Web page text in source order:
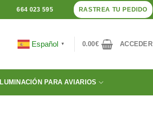
664 023 595 RASTREA TU PEDIDO
Español ▼ 0.00€ ACCEDER
ILUMINACIÓN PARA AVIARIOS